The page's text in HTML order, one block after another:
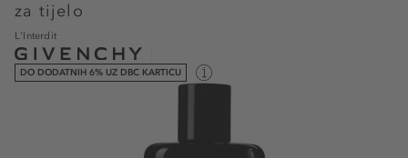
za tijelo
L'Interdit
DO DODATNIH 6% UZ DBC KARTICU